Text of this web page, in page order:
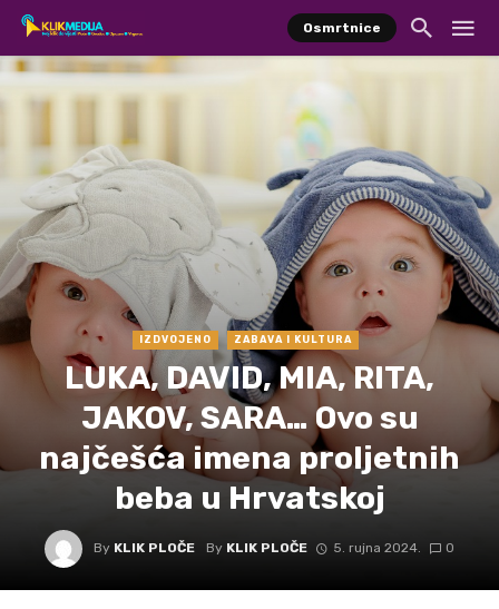
Osmrtnice
IZDVOJENO ZABAVA I KULTURA
LUKA, DAVID, MIA, RITA,
JAKOV, SARA… Ovo su
najčešća imena proljetnih
beba u Hrvatskoj
By KLIK PLOČE By KLIK PLOČE 5. rujna 2024. 0